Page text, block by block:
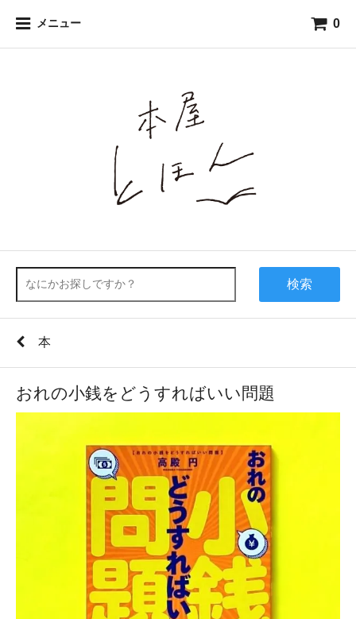
メニュー 0
検索
本
おれの小銭をどうすればいい問題